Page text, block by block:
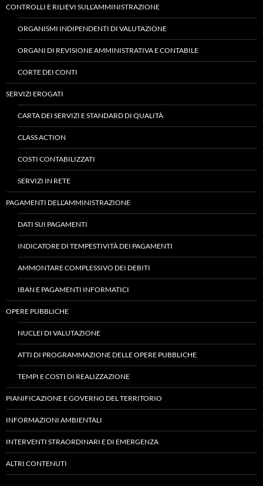
CONTROLLI E RILIEVI SULL’AMMINISTRAZIONE
ORGANISMI INDIPENDENTI DI VALUTAZIONE
ORGANI DI REVISIONE AMMINISTRATIVA E CONTABILE
CORTE DEI CONTI
SERVIZI EROGATI
CARTA DEI SERVIZI E STANDARD DI QUALITÀ
CLASS ACTION
COSTI CONTABILIZZATI
SERVIZI IN RETE
PAGAMENTI DELL’AMMINISTRAZIONE
DATI SUI PAGAMENTI
INDICATORE DI TEMPESTIVITÀ DEI PAGAMENTI
AMMONTARE COMPLESSIVO DEI DEBITI
IBAN E PAGAMENTI INFORMATICI
OPERE PUBBLICHE
NUCLEI DI VALUTAZIONE
ATTI DI PROGRAMMAZIONE DELLE OPERE PUBBLICHE
TEMPI E COSTI DI REALIZZAZIONE
PIANIFICAZIONE E GOVERNO DEL TERRITORIO
INFORMAZIONI AMBIENTALI
INTERVENTI STRAORDINARI E DI EMERGENZA
ALTRI CONTENUTI